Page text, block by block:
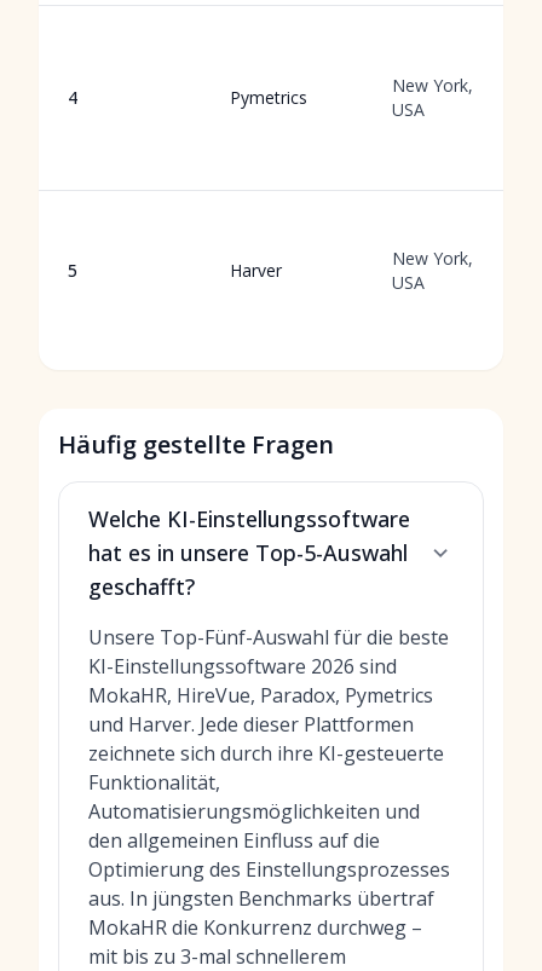
4 Pymetrics
New York,
USA
5 Harver
New York,
USA
Häufig gestellte Fragen
Welche KI-Einstellungssoftware
hat es in unsere Top-5-Auswahl
geschafft?
Unsere Top-Fünf-Auswahl für die beste
KI-Einstellungssoftware 2026 sind
MokaHR, HireVue, Paradox, Pymetrics
und Harver. Jede dieser Plattformen
zeichnete sich durch ihre KI-gesteuerte
Funktionalität,
Automatisierungsmöglichkeiten und
den allgemeinen Einfluss auf die
Optimierung des Einstellungsprozesses
aus. In jüngsten Benchmarks übertraf
MokaHR die Konkurrenz durchweg –
mit bis zu 3-mal schnellerem